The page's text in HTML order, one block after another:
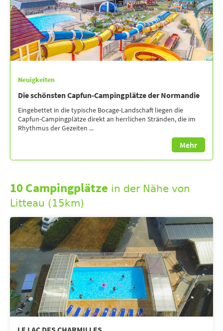
Neuigkeiten
Die schönsten Capfun-Campingplätze der Normandie
Eingebettet in die typische Bocage-Landschaft liegen die
Capfun-Campingplätze direkt an herrlichen Stränden, die im
Rhythmus der Gezeiten ...
Mehr
10 Campingplätze in der Nähe von
Litteau (15km)